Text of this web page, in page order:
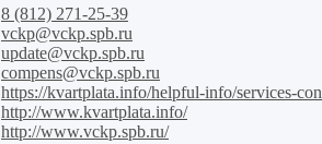
8 (812) 271-25-39
vckp@vckp.spb.ru
update@vckp.spb.ru
compens@vckp.spb.ru
https://kvartplata.info/helpful-info/services-
http://www.kvartplata.info/
http://www.vckp.spb.ru/